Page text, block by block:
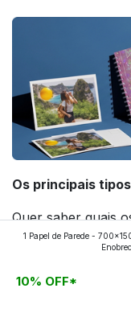
Os principais
Quer saber quais
aplicados nos
continue a leitura
1 Papel de Parede -
10% OFF*